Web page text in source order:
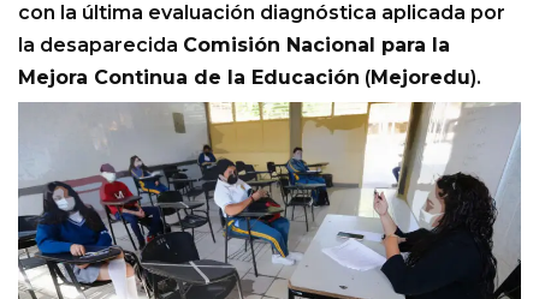
con la última evaluación diagnóstica aplicada por
la desaparecida Comisión Nacional para la
Mejora Continua de la Educación (Mejoredu).